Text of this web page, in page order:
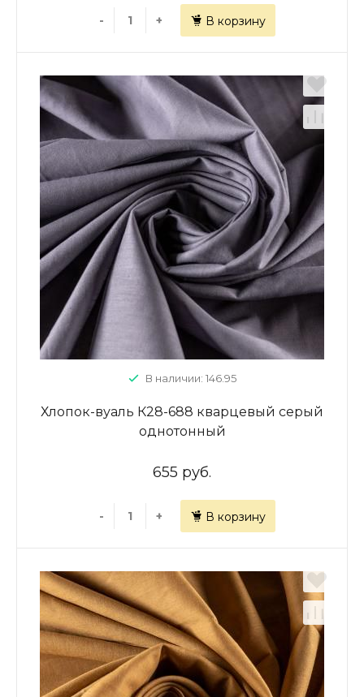
- + В корзину
В наличии: 146.95
Хлопок-вуаль К28-688 кварцевый серый
однотонный
655 руб.
- + В корзину